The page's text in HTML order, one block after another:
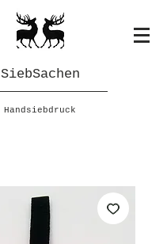
SiebSachen
Handsiebdruck